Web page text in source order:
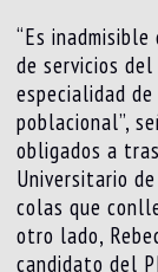
“Es
de servicios
especialidad
poblacional”,
obligados a
Universitario
colas que
otro lado,
candidato del